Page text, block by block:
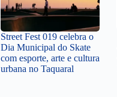
Street Fest 019 celebra o
Dia Municipal do Skate
com esporte, arte e cultura
urbana no Taquaral